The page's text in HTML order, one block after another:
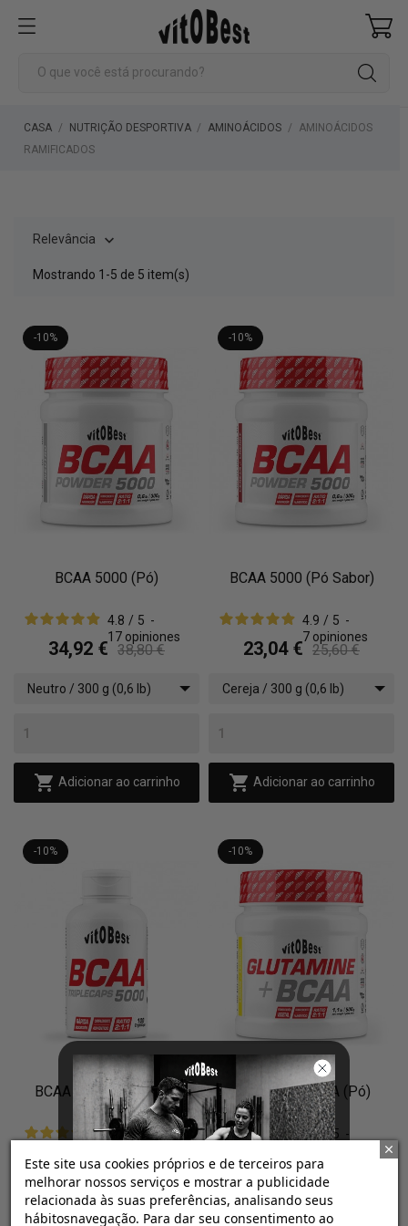
CASA NUTRIÇÃO DESPORTIVA AMINOÁCIDOS
AMINOÁCIDOS
RAMIFICADOS
Relevância 
Mostrando 1-5 de 5 item(s)
-10%
BCAA 5000 (Pó)
4.8 / 5 -
17 opiniones
34,92 € 38,80 €
Neutro / 300 g (0,6 lb)
 Adicionar ao carrinho
-10%
BCAA 5000 (Pó Sabor)
4.9 / 5 -
7 opiniones
23,04 € 25,60 €
Cereja / 300 g (0,6 lb)
 Adicionar ao carrinho
-10%
BCAA 5000 (Cápsulas)
4.5 / 5-
21,06 € 23,40 €
100 TripleCaps
-10%
Glutamine+BCAA (Pó)
4.9 / 5 -
36,72 € 40,80 €
Limão / 500 g (1,1 lb)
Este site usa cookies próprios e de terceiros para
melhorar nossos serviços e mostrar a publicidade
relacionada às suas preferências, analisando seus
hábitosnavegação. Para dar seu consentimento ao